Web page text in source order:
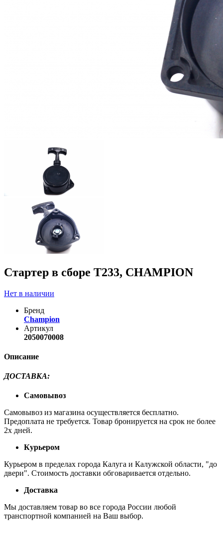
Стартер в сборе T233, CHAMPION
Нет в наличии
Бренд
Champion
Артикул
2050070008
Описание
ДОСТАВКА:
Самовывоз
Самовывоз из магазина осуществляется бесплатно.
Предоплата не требуется. Товар бронируется на срок не более
2х дней.
Курьером
Курьером в пределах города Калуга и Калужской области, "до
двери". Стоимость доставки обговаривается отдельно.
Доставка
Мы доставляем товар во все города России любой
транспортной компанией на Ваш выбор.